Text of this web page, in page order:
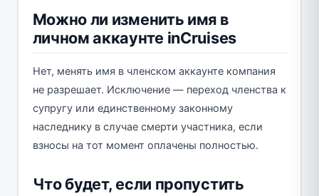
Можно ли изменить имя в
личном аккаунте inCruises
Нет, менять имя в членском аккаунте компания
не разрешает. Исключение — переход членства к
супругу или единственному законному
наследнику в случае смерти участника, если
взносы на тот момент оплачены полностью.
Что будет, если пропустить